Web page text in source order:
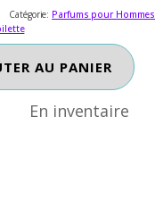
Catégorie: Parfums pour Hommes
AU PANIER
En inventaire